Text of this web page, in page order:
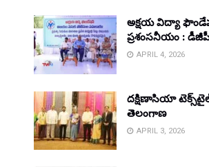
అక్షయ విద్యా
ప్రశంసనీయం :
APRIL 4, 2026
దక్షిణాసియా
తెలంగాణ
APRIL 3, 2026